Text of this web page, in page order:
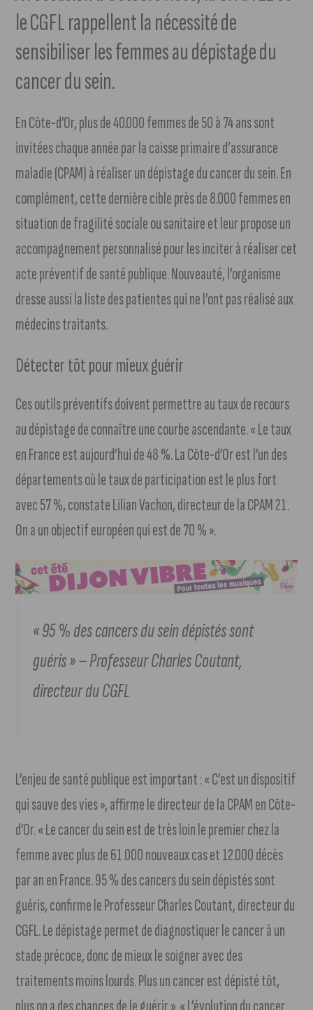
le CGFL rappellent la nécessité de
sensibiliser les femmes au dépistage du
cancer du sein.
En Côte-d’Or, plus de 40.000 femmes de 50 à 74 ans sont
invitées chaque année par la caisse primaire d’assurance
maladie (CPAM) à réaliser un dépistage du cancer du sein. En
complément, cette dernière cible près de 8.000 femmes en
situation de fragilité sociale ou sanitaire et leur propose un
accompagnement personnalisé pour les inciter à réaliser cet
acte préventif de santé publique. Nouveauté, l’organisme
dresse aussi la liste des patientes qui ne l’ont pas réalisé aux
médecins traitants.
Détecter tôt pour mieux guérir
Ces outils préventifs doivent permettre au taux de recours
au dépistage de connaître une courbe ascendante. « Le taux
en France est aujourd’hui de 48 %. La Côte-d’Or est l’un des
départements où le taux de participation est le plus fort
avec 57 %, constate Lilian Vachon, directeur de la CPAM 21.
On a un objectif européen qui est de 70 % ».
« 95 % des cancers du sein dépistés sont
guéris » – Professeur Charles Coutant,
directeur du CGFL
L’enjeu de santé publique est important : « C’est un dispositif
qui sauve des vies », affirme le directeur de la CPAM en Côte-
d’Or. « Le cancer du sein est de très loin le premier chez la
femme avec plus de 61.000 nouveaux cas et 12.000 décès
par an en France. 95 % des cancers du sein dépistés sont
guéris, confirme le Professeur Charles Coutant, directeur du
CGFL. Le dépistage permet de diagnostiquer le cancer à un
stade précoce, donc de mieux le soigner avec des
traitements moins lourds. Plus un cancer est dépisté tôt,